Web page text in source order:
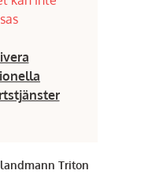
Triton